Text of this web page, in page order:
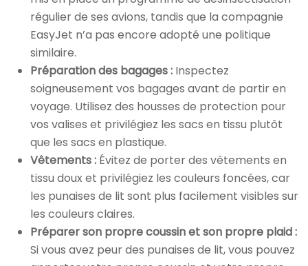
régulier de ses avions, tandis que la compagnie
EasyJet n’a pas encore adopté une politique
similaire.
Préparation des bagages : Inspectez
soigneusement vos bagages avant de partir en
voyage. Utilisez des housses de protection pour
vos valises et privilégiez les sacs en tissu plutôt
que les sacs en plastique.
Vêtements : Évitez de porter des vêtements en
tissu doux et privilégiez les couleurs foncées, car
les punaises de lit sont plus facilement visibles sur
les couleurs claires.
Préparer son propre coussin et son propre plaid :
Si vous avez peur des punaises de lit, vous pouvez